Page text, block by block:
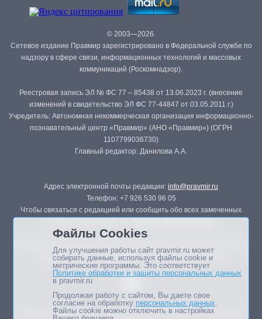
© 2003—2026.
Сетевое издание Правмир зарегистрировано в Федеральной службе по
надзору в сфере связи, информационных технологий и массовых
коммуникаций (Роскомнадзор).
Реестровая запись ЭЛ № ФС 77 – 85438 от 13.06.2023 г. (внесение
изменений в свидетельство ЭЛ ФС 77-44847 от 03.05.2011 г.)
Учредитель: Автономная некоммерческая организация информационно-
познавательный центр «Правмир» (АНО «Правмир») (ОГРН
1107799036730)
Главный редактор: Данилова А.А.
Адрес электронной почты редакции: info@pravmir.ru
Телефон: +7 926 530 96 05
Чтобы связаться с редакцией или сообщить обо всех замеченных
Републикация материалов сайта в печатных изданиях (книгах, прессе)
возможна только с письменного разрешения редакции.
Мнение авторов статей портала может не совпадать с позицией
Файлы Cookies
Для улучшения работы сайт pravmir.ru может
собирать данные, используя файлы cookie и
метрические программы. Это соответствует
Политике обработки и защиты персональных данных
в pravmir.ru
Продолжая работу с сайтом, Вы даете свое
согласие на обработку персональных данных.
Файлы cookie можно отключить в настройках